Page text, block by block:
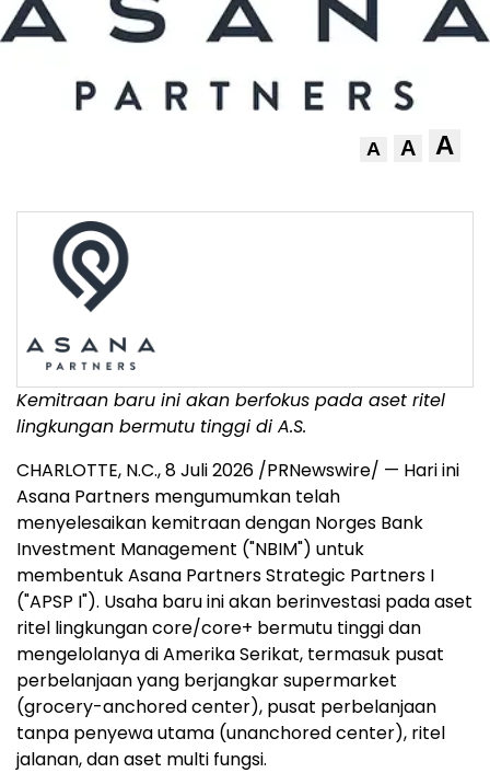
A A A
Kemitraan baru ini akan berfokus pada aset ritel
lingkungan bermutu tinggi di A.S.
CHARLOTTE, N.C.,8 Juli 2026 /PRNewswire/ — Hari ini
Asana Partners mengumumkan telah
menyelesaikan kemitraan dengan Norges Bank
Investment Management ("NBIM") untuk
membentuk Asana Partners Strategic Partners I
("APSP I"). Usaha baru ini akan berinvestasi pada aset
ritel lingkungan core/core+ bermutu tinggi dan
mengelolanya di Amerika Serikat, termasuk pusat
perbelanjaan yang berjangkar supermarket
(grocery-anchored center), pusat perbelanjaan
tanpa penyewa utama (unanchored center), ritel
jalanan, dan aset multi fungsi.